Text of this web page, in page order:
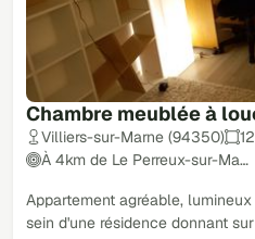
Chambre meublée à
Villiers-sur-Marne (94350)
À 4km de Le Perreux-sur-Ma…
Appartement agréable,
sein d'une résidence donnant